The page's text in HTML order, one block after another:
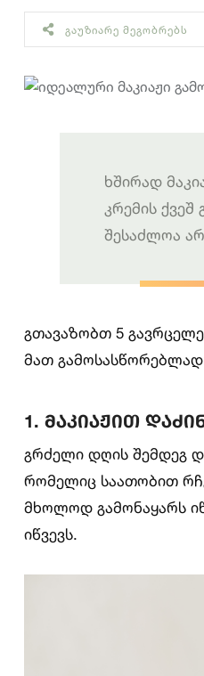
ᲒᲐᲣᲖᲘᲐᲠᲔ ᲛᲔᲒᲝᲑᲠᲔᲑᲡ
ხშირად
კრემის
შესაძლოა
გთავაზობთ 5
მათ
1. მაკიაჟით
გრძელი დღის შემდეგ
რომელიც საათობით
მხოლოდ გამონაყარს
იწვევს.